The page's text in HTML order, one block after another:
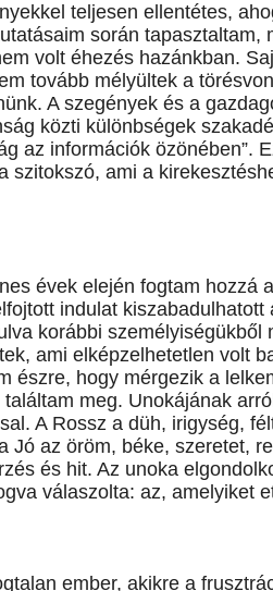
teljesen ellentétes,
során tapasztaltam,
volt éhezés hazánkban.
tovább mélyültek a
A szegények és a
közti különbségek
az információk özönében”.
szitokszó, ami a
évek elején fogtam hozzá
indulat kiszabadulhatott
korábbi személyiségükből
ami elképzelhetetlen volt
észre, hogy mérgezik a
meg. Unokájának
A Rossz a düh, irigység,
Jó az öröm, béke, szeretet,
és hit. Az unoka
válaszolta: az, amelyiket
ember, akikre a